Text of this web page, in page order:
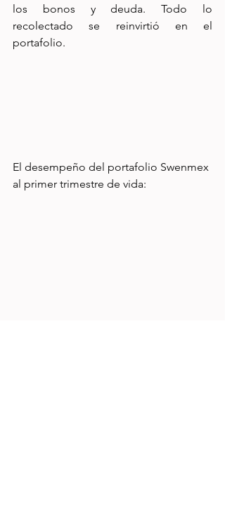
los bonos y deuda. Todo lo
recolectado se reinvirtió en el
portafolio.
El desempeño del portafolio Swenmex
al primer trimestre de vida: